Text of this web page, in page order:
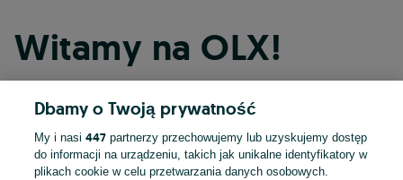
Witamy na OLX!
Kontynuuj przez Facebooka
Kontynuuj przez konto Apple
Dbamy o Twoją prywatność
My i nasi447 partnerzy przechowujemy lub uzyskujemy dostęp
do informacji na urządzeniu, takich jak unikalne identyfikatory w
plikach cookie w celu przetwarzania danych osobowych.